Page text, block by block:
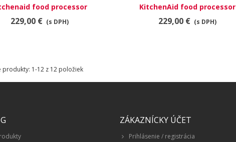
RÝCHLY NÁHĽAD
food processor
5KFP0921EBM
229,00 € (s DPH)
RÝCHLY NÁHĽAD
KitchenAid food processor
5KFP0921EAC
229,00 € (s DPH)
produkty: 1-12 z 12 položiek
ZÁKAZNÍCKY ÚČET
Prihlásenie / registrácia